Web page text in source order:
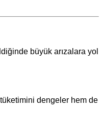
büyük arızalara yol
tüketimini dengeler hem de